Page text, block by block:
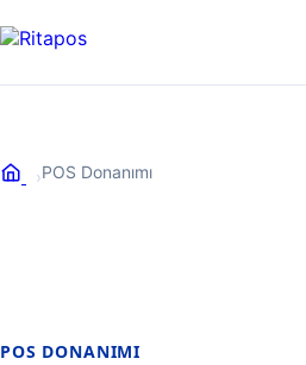
POS Donanımı
POS DONANIMI